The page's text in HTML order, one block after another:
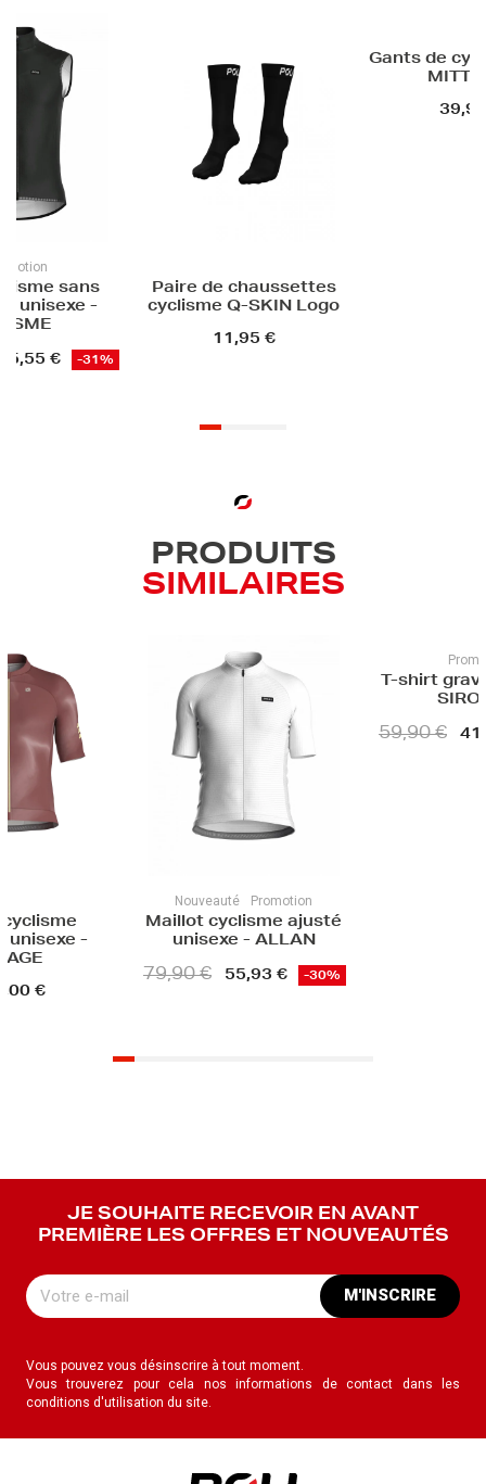
SKIN Logo
Gants de cyclisme été -
MITT EVO
39,90 €
Cuissard
unisexe -
PRODUITS
SIMILAIRES
ajusté
- ALLAN
Promotion
T-shirt gravel unisexe -
SIROCCO
59,90 € 41,93 €
Fin
Maillot
HOME -
JE SOUHAITE RECEVOIR EN AVANT
PREMIÈRE LES OFFRES ET NOUVEAUTÉS
M'INSCRIRE
Vous pouvez vous désinscrire à tout moment.
Vous trouverez pour cela nos informations de contact dans les
conditions d'utilisation du site.